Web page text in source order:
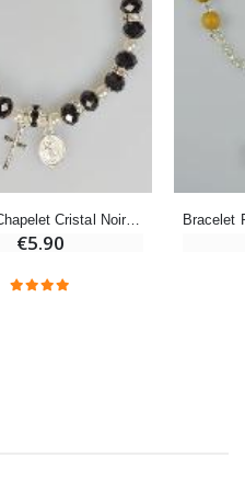
€4.90
Bracelet Chapelet Cristal Noir + Médaille de Lourdes + Croix
€5.90